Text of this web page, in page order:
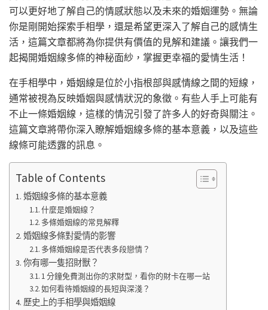
可以更好地了解自己的情感狀態以及未來的婚姻運勢。無論
你是剛開始探索手相學，還是希望更深入了解自己的感情生
活，這篇文章都將為你提供有價值的見解和建議。讓我們一
起揭開婚姻線多條的神秘面紗，掌握更幸福的愛情生活！
在手相學中，婚姻線是位於小指根部與感情線之間的短線，
通常被視為反映婚姻與感情狀況的象徵。有些人手上可能有
不止一條婚姻線，這樣的情況引發了許多人的好奇與關注。
這篇文章將帶你深入瞭解婚姻線多條的基本意義，以及這些
線條可能透露的訊息。
Table of Contents
婚姻線多條的基本意義
什麼是婚姻線？
多條婚姻線的常見解釋
婚姻線多條對愛情的影響
多條婚姻線是否代表多段戀情？
你有哪一隻招財獸？
1 分鐘免費測出你的求財型，看你的財卡在哪一站
如何看待婚姻線的長短與深淺？
歷史上的手相學與婚姻線